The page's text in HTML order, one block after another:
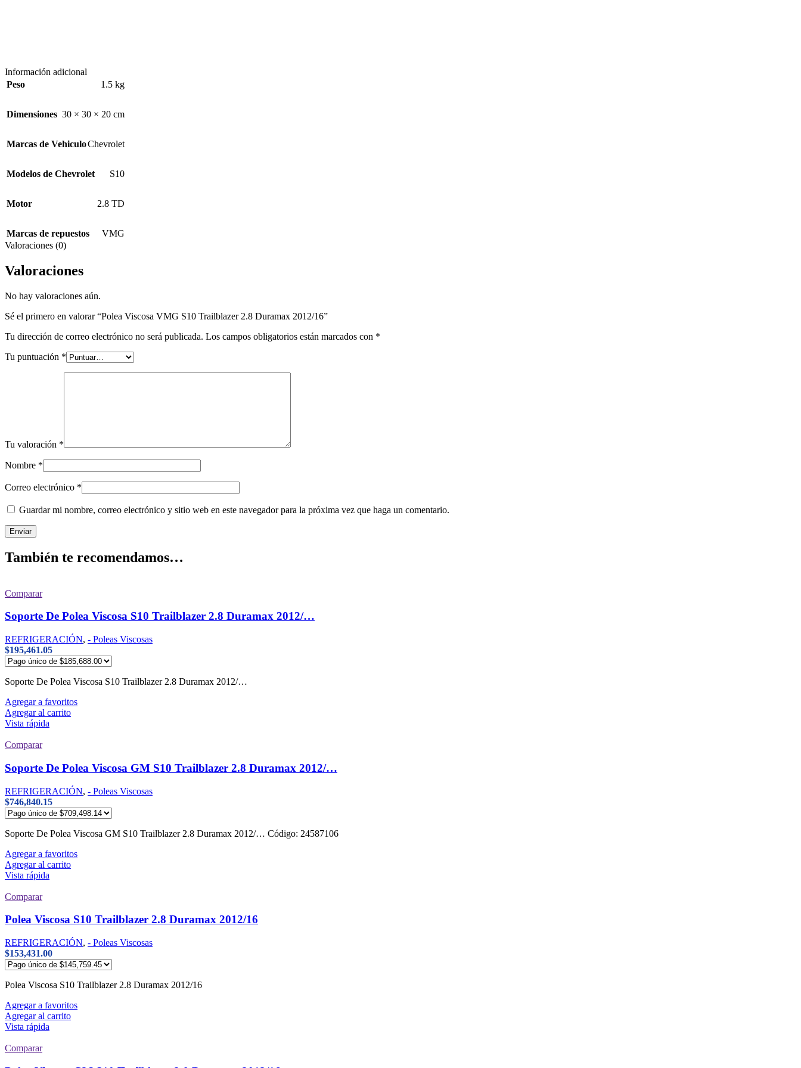
Información adicional
Peso
1.5 kg
Dimensiones 30 × 30 × 20 cm
Marcas de VehiculoChevrolet
Modelos de Chevrolet S10
Motor 2.8 TD
Marcas de repuestos
VMG
Valoraciones (0)
Valoraciones
No hay valoraciones aún.
Sé el primero en valorar “Polea Viscosa VMG S10 Trailblazer 2.8 Duramax 2012/16”
Tu dirección de correo electrónico no será publicada. Los campos obligatorios están marcados con *
Tu puntuación *
Tu valoración *
Nombre *
Correo electrónico *
Guardar mi nombre, correo electrónico y sitio web en este navegador para la próxima vez que haga un comentario.
También te recomendamos…
Comparar
Soporte De Polea Viscosa S10 Trailblazer 2.8 Duramax 2012/…
REFRIGERACIÓN, - Poleas Viscosas
$195,461.05
Soporte De Polea Viscosa S10 Trailblazer 2.8 Duramax 2012/…
Agregar a favoritos
Agregar al carrito
Vista rápida
Comparar
Soporte De Polea Viscosa GM S10 Trailblazer 2.8 Duramax 2012/…
REFRIGERACIÓN, - Poleas Viscosas
$746,840.15
Soporte De Polea Viscosa GM S10 Trailblazer 2.8 Duramax 2012/… Código: 24587106
Agregar a favoritos
Agregar al carrito
Vista rápida
Comparar
Polea Viscosa S10 Trailblazer 2.8 Duramax 2012/16
REFRIGERACIÓN, - Poleas Viscosas
$153,431.00
Polea Viscosa S10 Trailblazer 2.8 Duramax 2012/16
Agregar a favoritos
Agregar al carrito
Vista rápida
Comparar